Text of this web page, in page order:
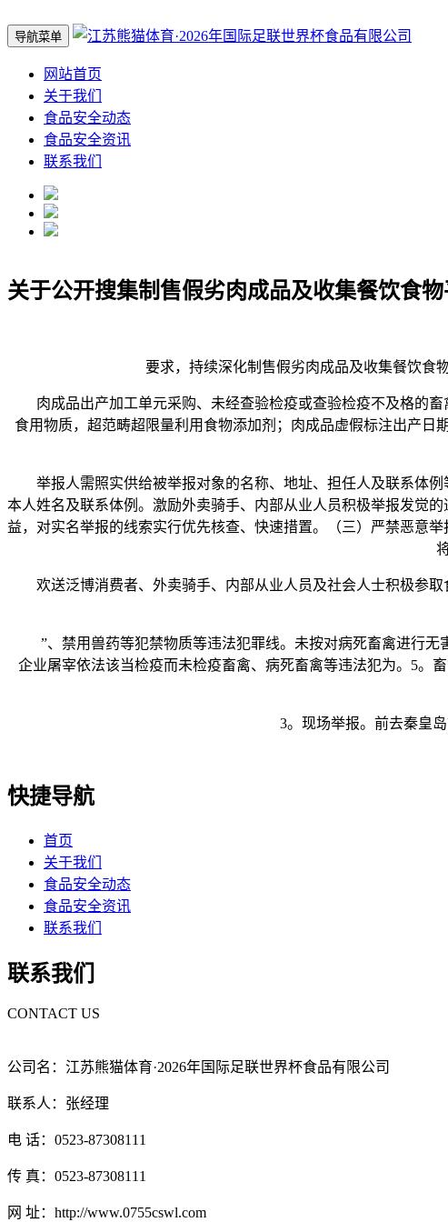
导航菜单
网站首页
关于我们
食品安全动态
食品安全资讯
联系我们
关于公开搜集制售假劣肉成品及收集餐饮食物
要求，持续深化制售假劣肉成品及收集餐饮食物
肉成品出产加工单元采购、未经查验检疫或查验检疫不及格的畜
食用物质，超范畴超限量利用食物添加剂；肉成品虚假标注出产
举报人需照实供给被举报对象的名称、地址、担任人及联系体例
本人姓名及联系体例。激励外卖骑手、内部从业人员积极举报发觉
益，对实名举报的线索实行优先核查、快速措置。（三）严禁恶意
欢送泛博消费者、外卖骑手、内部从业人员及社会人士积极参取
”、禁用兽药等犯禁物质等违法犯罪线。未按对病死畜禽进行无
企业屠宰依法该当检疫而未检疫畜禽、病死畜禽等违法犯为。5。
3。现场举报。前去秦皇岛
快捷导航
首页
关于我们
食品安全动态
食品安全资讯
联系我们
联系我们
CONTACT US
公司名：江苏熊猫体育·2026年国际足联世界杯食品有限公司
联系人：张经理
电 话：0523-87308111
传 真：0523-87308111
网 址：http://www.0755cswl.com